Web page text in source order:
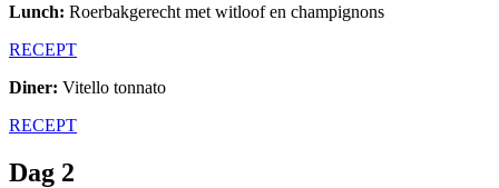
Lunch: Roerbakgerecht met witloof en champignons
RECEPT
Diner: Vitello tonnato
RECEPT
Dag 2